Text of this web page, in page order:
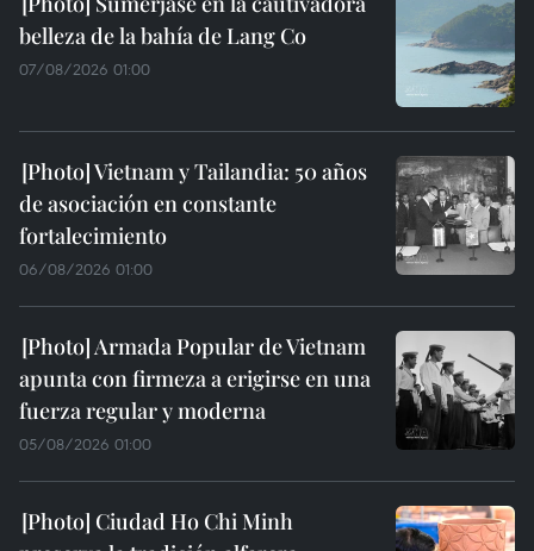
belleza de la bahía de Lang Co
07/08/2026 01:00
Vietnam y Tailandia: 50 años
de asociación en constante
fortalecimiento
06/08/2026 01:00
Armada Popular de Vietnam
apunta con firmeza a erigirse en una
fuerza regular y moderna
05/08/2026 01:00
Ciudad Ho Chi Minh